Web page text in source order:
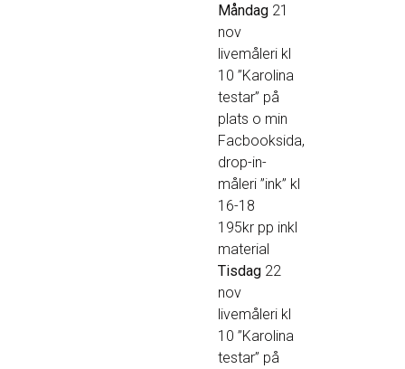
Måndag21
nov
livemåleri kl
10 ”Karolina
testar” på
plats o min
Facbooksida,
drop-in-
måleri ”ink” kl
16-18
195kr pp inkl
material
Tisdag22
nov
livemåleri kl
10 ”Karolina
testar” på